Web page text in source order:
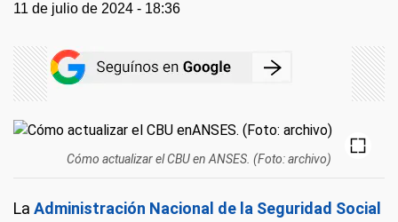
11 de julio de 2024 - 18:36
Cómo actualizar el CBU en ANSES. (Foto: archivo)
La Administración Nacional de la Seguridad Social